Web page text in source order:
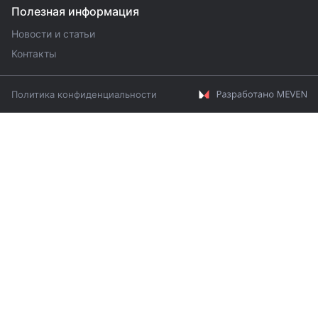
Полезная информация
Новости и статьи
Контакты
Политика конфиденциальности